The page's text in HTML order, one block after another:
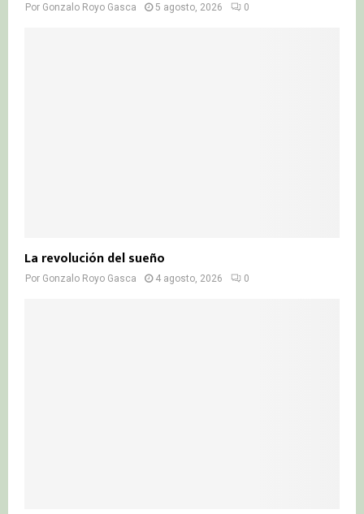
Por Gonzalo Royo Gasca 5 agosto, 2026 0
La revolución del sueño
Por Gonzalo Royo Gasca 4 agosto, 2026 0